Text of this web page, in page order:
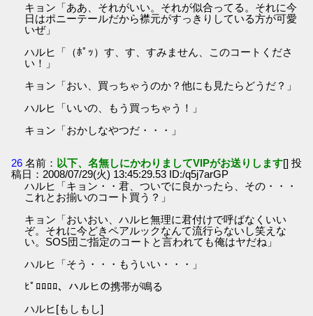
キョン「ああ、それがいい。それが似合ってる。それに今
日はポニーテールだから襟元がすっきりしている方が可愛
いぜ」
ハルヒ「（ﾎﾟｯ）す、す、すみません、このコートくださ
い！」
キョン「おい、買っちゃうのか？他にも見たらどうだ？」
ハルヒ「いいの、もう買っちゃう！」
キョン「おかしなやつだ・・・」
26 名前： 以下、名無しにかわりましてVIPがお送りします[] 投
稿日：2008/07/29(火) 13:45:29.53 ID:/q5j7arGP
ハルヒ「キョン・・君、ついでに良かったら、その・・・
これとお揃いのコート買う？」
キョン「おいおい、ハルヒ無理に君付けで呼ばなくいい
ぞ。それに今どきペアルックなんて流行らないし笑えな
い。SOS団ご指定のコートと言われても俺はヤだね」
ハルヒ「そう・・・もういい・・・」
ﾋﾟﾛﾛﾛﾛ、ハルヒの携帯が鳴る
ハルヒ[もしもし]